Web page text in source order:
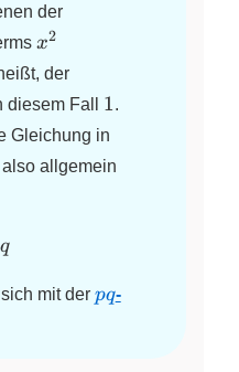
der
x^{2}
x2
der
diesem Fall 1
1.
Gleichung in
allgemein
q
mit der pq
pq-